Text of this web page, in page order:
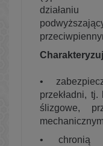
•
przekładni, tj.
ślizgowe,
• chronią